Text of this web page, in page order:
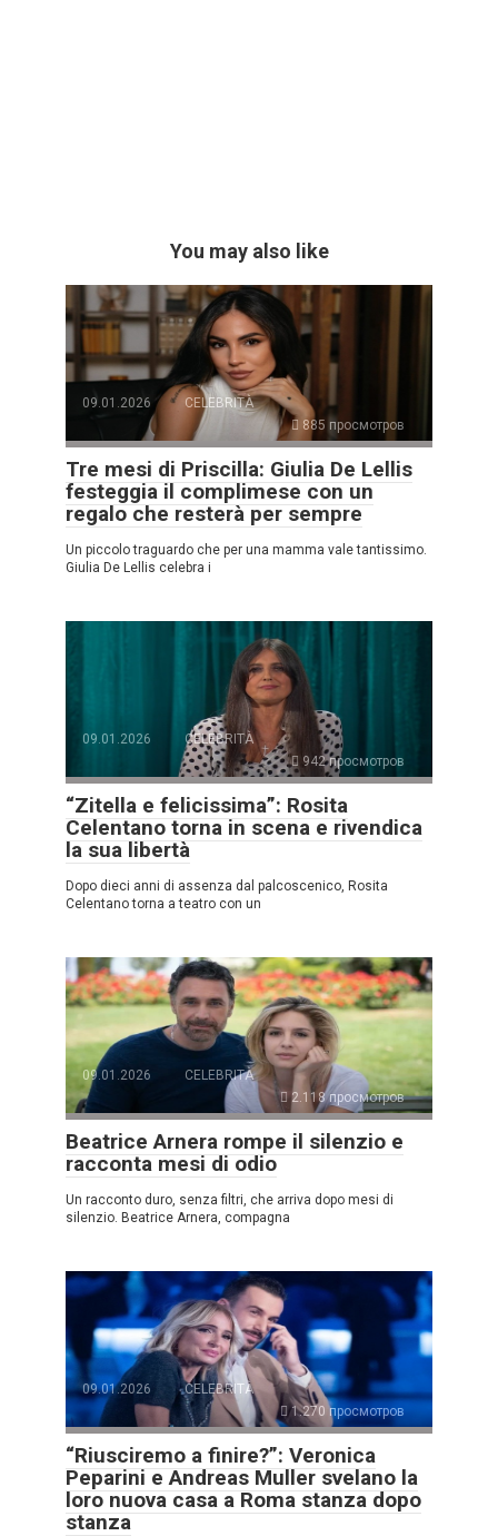
You may also like
09.01.2026
CELEBRITÀ
885 просмотров
Tre mesi di Priscilla: Giulia De Lellis
festeggia il complimese con un
regalo che resterà per sempre
Un piccolo traguardo che per una mamma vale tantissimo.
Giulia De Lellis celebra i
09.01.2026
CELEBRITÀ
942 просмотров
“Zitella e felicissima”: Rosita
Celentano torna in scena e rivendica
la sua libertà
Dopo dieci anni di assenza dal palcoscenico, Rosita
Celentano torna a teatro con un
09.01.2026
CELEBRITÀ
2.118 просмотров
Beatrice Arnera rompe il silenzio e
racconta mesi di odio
Un racconto duro, senza filtri, che arriva dopo mesi di
silenzio. Beatrice Arnera, compagna
09.01.2026
CELEBRITÀ
1.270 просмотров
“Riusciremo a finire?”: Veronica
Peparini e Andreas Muller svelano la
loro nuova casa a Roma stanza dopo
stanza